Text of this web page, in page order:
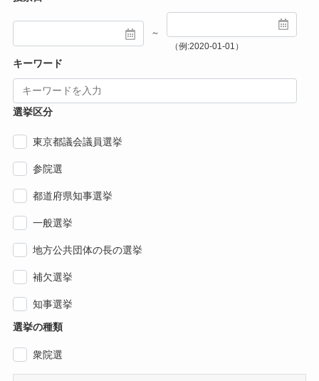
～
（例:2020-01-01）
キーワード
選挙区分
東京都議会議員選挙
参院選
都道府県知事選挙
一般選挙
地方公共団体の長の選挙
補欠選挙
知事選挙
選挙の種類
衆院選